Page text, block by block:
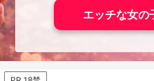
エッチな女の